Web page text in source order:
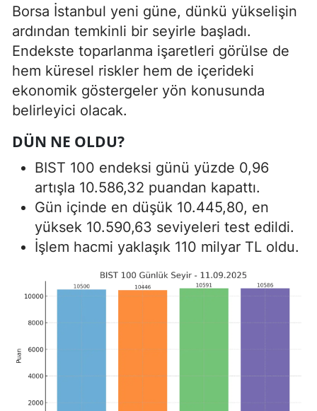
Borsa İstanbul yeni güne, dünkü yükselişin
ardından temkinli bir seyirle başladı.
Endekste toparlanma işaretleri görülse de
hem küresel riskler hem de içerideki
ekonomik göstergeler yön konusunda
belirleyici olacak.
DÜN NE OLDU?
BIST 100 endeksi günü yüzde 0,96
artışla 10.586,32 puandan kapattı.
Gün içinde en düşük 10.445,80, en
yüksek 10.590,63 seviyeleri test edildi.
İşlem hacmi yaklaşık 110 milyar TL oldu.